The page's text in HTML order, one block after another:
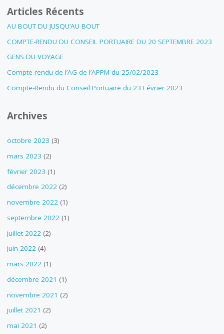
Articles Récents
AU BOUT DU JUSQU’AU BOUT
COMPTE-RENDU DU CONSEIL PORTUAIRE DU 20 SEPTEMBRE 2023
GENS DU VOYAGE
Compte-rendu de l’AG de l’APPM du 25/02/2023
Compte-Rendu du Conseil Portuaire du 23 Février 2023
Archives
octobre 2023 (3)
mars 2023 (2)
février 2023 (1)
décembre 2022(2)
novembre 2022(1)
septembre 2022(1)
juillet 2022 (2)
juin 2022(4)
mars 2022(1)
décembre 2021 (1)
novembre 2021 (2)
juillet 2021 (2)
mai 2021 (2)